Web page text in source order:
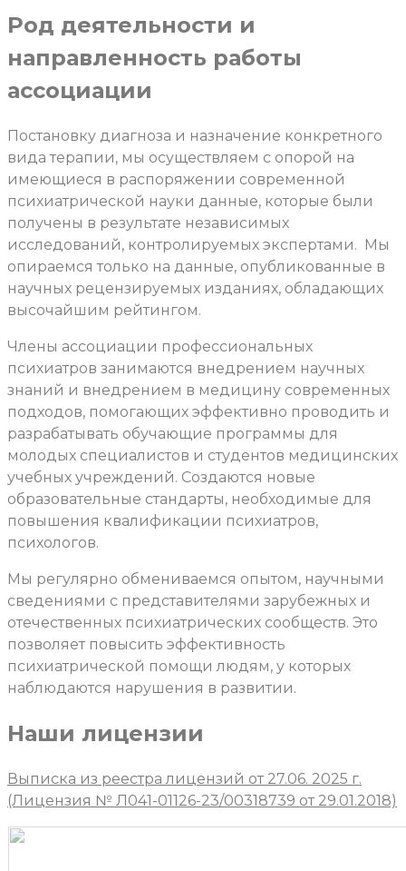
Род деятельности и
направленность работы
ассоциации
Постановку диагноза и назначение конкретного
вида терапии, мы осуществляем с опорой на
имеющиеся в распоряжении современной
психиатрической науки данные, которые были
получены в результате независимых
исследований, контролируемых экспертами. Мы
опираемся только на данные, опубликованные в
научных рецензируемых изданиях, обладающих
высочайшим рейтингом.
Члены ассоциации профессиональных
психиатров занимаются внедрением научных
знаний и внедрением в медицину современных
подходов, помогающих эффективно проводить и
разрабатывать обучающие программы для
молодых специалистов и студентов медицинских
учебных учреждений. Создаются новые
образовательные стандарты, необходимые для
повышения квалификации психиатров,
психологов.
Мы регулярно обмениваемся опытом, научными
сведениями с представителями зарубежных и
отечественных психиатрических сообществ. Это
позволяет повысить эффективность
психиатрической помощи людям, у которых
наблюдаются нарушения в развитии.
Наши лицензии
Выписка из реестра лицензий от 27.06. 2025 г.
(Лицензия № Л041-01126-23/00318739 от 29.01.2018)